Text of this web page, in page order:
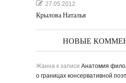
27.05.2012
Крылова Наталья
НОВЫЕ
Жанна к записи Анатомия
о границах консервативной